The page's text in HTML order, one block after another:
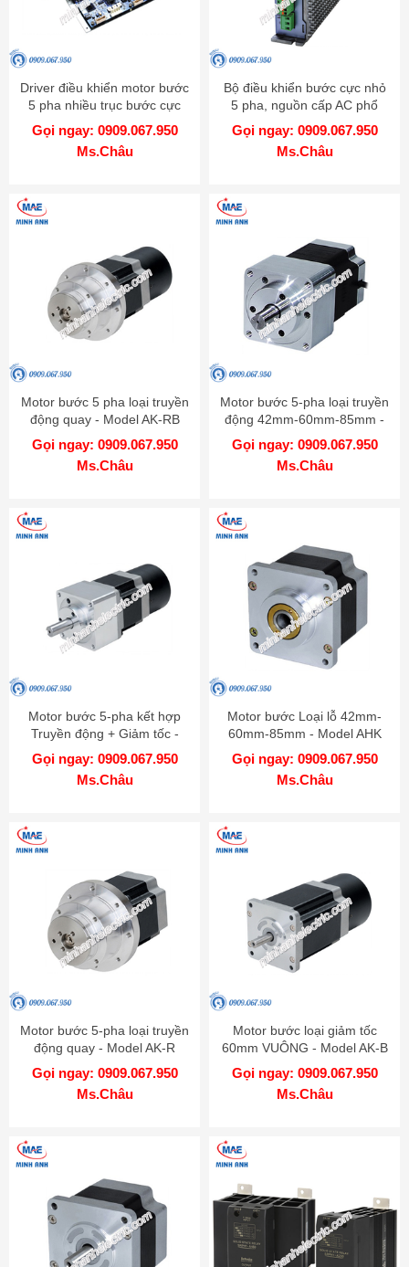
Driver điều khiển motor bước
5 pha nhiều trục bước cực
nhỏ - Model MD5-HD14-2X-
3X
Gọi ngay: 0909.067.950
Ms.Châu
Bộ điều khiển bước cực nhỏ
5 pha, nguồn cấp AC phổ
biến - Model MD5-HF28
Gọi ngay: 0909.067.950
Ms.Châu
Motor bước 5 pha loại truyền
động quay - Model AK-RB
Gọi ngay: 0909.067.950
Ms.Châu
Motor bước 5-pha loại truyền
động 42mm-60mm-85mm -
Model AK-G
Gọi ngay: 0909.067.950
Ms.Châu
Motor bước 5-pha kết hợp
Truyền động + Giảm tốc -
Model AK-GB
Gọi ngay: 0909.067.950
Ms.Châu
Motor bước Loại lỗ 42mm-
60mm-85mm - Model AHK
Gọi ngay: 0909.067.950
Ms.Châu
Motor bước 5-pha loại truyền
động quay - Model AK-R
Gọi ngay: 0909.067.950
Ms.Châu
Motor bước loại giảm tốc
60mm VUÔNG - Model AK-B
Gọi ngay: 0909.067.950
Ms.Châu